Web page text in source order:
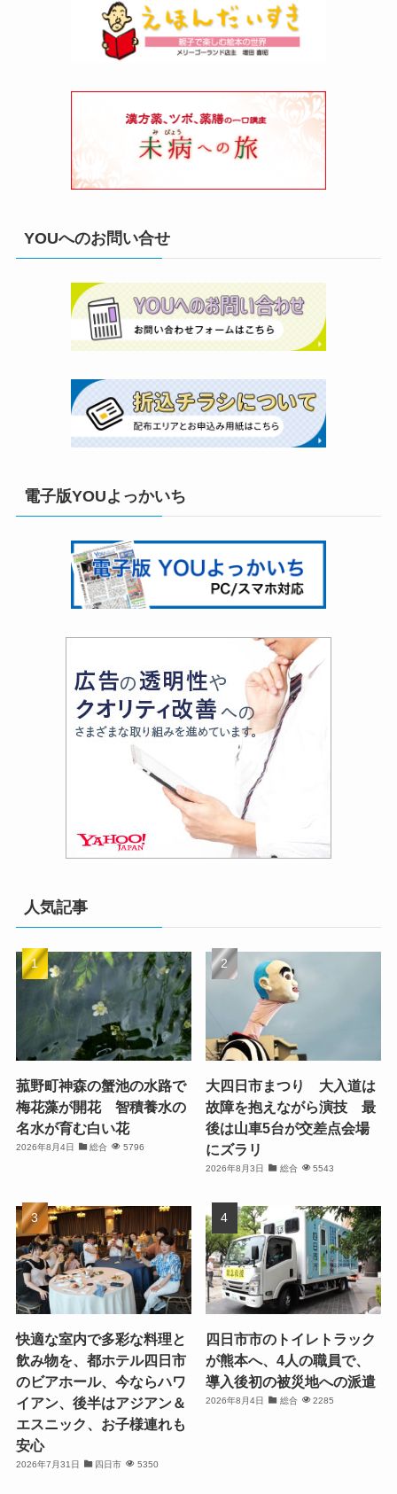
YOUへのお問い合せ
電子版YOUよっかいち
人気記事
菰野町神森の蟹池の水路で
梅花藻が開花 智積養水の
名水が育む白い花
2026年8月4日 総合 5796
大四日市まつり 大入道は
故障を抱えながら演技 最
後は山車5台が交差点会場
にズラリ
2026年8月3日 総合 5543
快適な室内で多彩な料理と
飲み物を、都ホテル四日市
のビアホール、今ならハワ
イアン、後半はアジアン＆
エスニック、お子様連れも
安心
2026年7月31日 四日市 5350
四日市市のトイレトラック
が熊本へ、4人の職員で、
導入後初の被災地への派遣
2026年8月4日 総合 2285